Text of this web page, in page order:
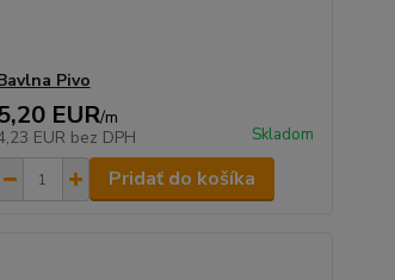
Pivo
EUR/m
EUR bez DPH Skladom
Pridať do košíka